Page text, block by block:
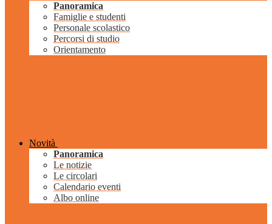
Panoramica
Famiglie e studenti
Personale scolastico
Percorsi di studio
Orientamento
Novità
Panoramica
Le notizie
Le circolari
Calendario eventi
Albo online